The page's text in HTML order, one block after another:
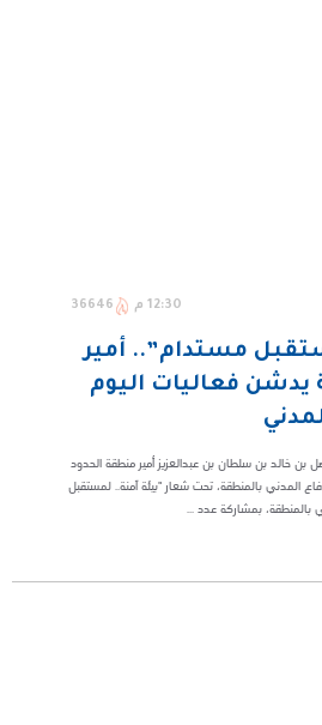
12:30 م 36646
مستدام”.. أمير
يدشن فعاليات اليوم
خالد بن سلطان بن عبدالعزيز أمير منطقة الحدود
المدني بالمنطقة، تحت شعار "بيئة آمنة.. لمستقبل
بالمنطقة، بمشاركة عدد ...